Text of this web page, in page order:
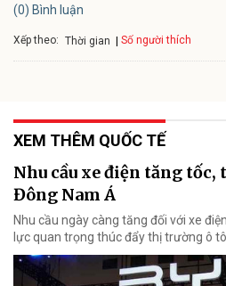
(0) Bình luận
Xếp theo: Thời gian Số người thích
XEM THÊM QUỐC TẾ
Nhu cầu xe điện tăng
Đông Nam Á
Nhu cầu ngày càng tăng đối với xe
lực quan trọng thúc đẩy thị trường ô